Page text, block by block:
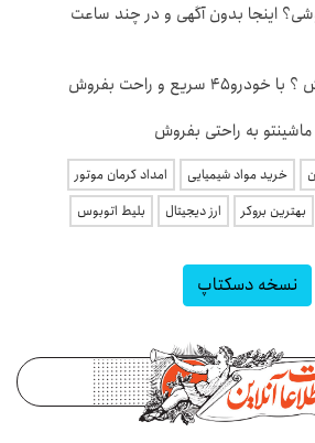
اینجا بدون آگهی و در چند ساعت
سریع و راحت بفروش
خرید مواد شیمیایی
امداد کرمان موتور
بهترین بروکر ارز دیجیتال بلیط اتوبوس
نسخه دسکتاپ